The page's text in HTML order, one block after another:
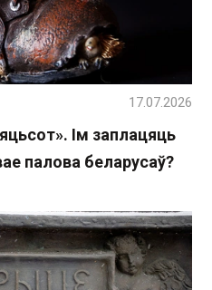
Ім заплацяць
палова беларусаў?
17.07.2026